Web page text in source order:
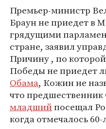
Премьер-министр
Браун не приедет в
грядущими
стране, заявил
Причину , по
Победы не приедет
Обама, Кожин не
что
младшийпосещал
когда отмечалось